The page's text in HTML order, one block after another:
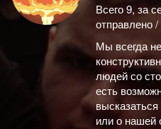
Всего 9, за
отправлено /
Мы всегда
людей со
есть
или о нашей